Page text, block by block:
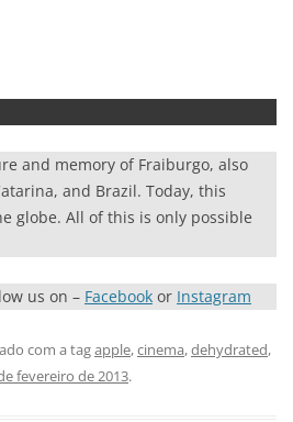
and memory of Fraiburgo, also
and Brazil. Today, this
globe. All of this is only possible
us on – Facebook or Instagram
com a tagapple,cinema,dehydrated,
fevereiro de 2013.